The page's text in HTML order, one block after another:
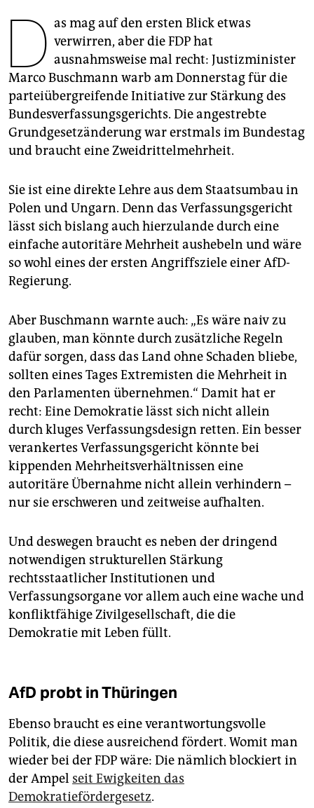
genossenschaft
epaper login
D as mag auf den ersten Blick etwas
verwirren, aber die FDP hat
ausnahmsweise mal recht: Justizminister
Marco Buschmann warb am Donnerstag für die
parteiübergreifende Initiative zur Stärkung des
Bundesverfassungsgerichts. Die angestrebte
Grundgesetzänderung war erstmals im Bundestag
und braucht eine Zweidrittelmehrheit.
Sie ist eine direkte Lehre aus dem Staatsumbau in
Polen und Ungarn. Denn das Verfassungsgericht
lässt sich bislang auch hierzulande durch eine
einfache autoritäre Mehrheit aushebeln und wäre
so wohl eines der ersten Angriffsziele einer AfD-
Regierung.
Aber Buschmann warnte auch: „Es wäre naiv zu
glauben, man könnte durch zusätzliche Regeln
dafür sorgen, dass das Land ohne Schaden bliebe,
sollten eines Tages Extremisten die Mehrheit in
den Parlamenten übernehmen.“ Damit hat er
recht: Eine Demokratie lässt sich nicht allein
durch kluges Verfassungsdesign retten. Ein besser
verankertes Verfassungsgericht könnte bei
kippenden Mehrheitsverhältnissen eine
autoritäre Übernahme nicht allein verhindern –
nur sie erschweren und zeitweise aufhalten.
Und deswegen braucht es neben der dringend
notwendigen strukturellen Stärkung
rechtsstaatlicher Institutionen und
Verfassungsorgane vor allem auch eine wache und
konfliktfähige Zivilgesellschaft, die die
Demokratie mit Leben füllt.
AfD probt in Thüringen
Ebenso braucht es eine verantwortungsvolle
Politik, die diese ausreichend fördert. Womit man
wieder bei der FDP wäre: Die nämlich blockiert in
der Ampel seit Ewigkeiten das
Demokratiefördergesetz.